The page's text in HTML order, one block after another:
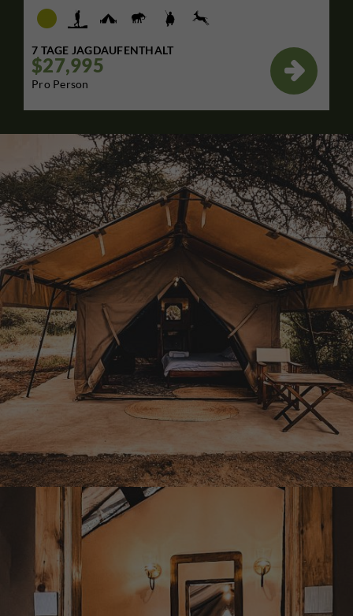
7 TAGE JAGDAUFENTHALT
$27,995
Pro Person
